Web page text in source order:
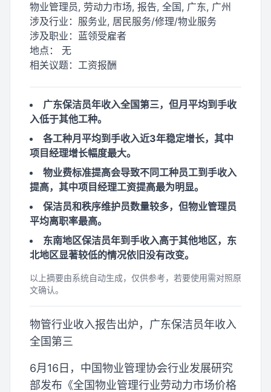
物业管理员, 劳动力市场, 报告, 全国, 广东, 广州
涉及行业： 服务业, 居民服务/修理/物业服务
涉及职业： 蓝领受雇者
地点： 无
相关议题： 工资报酬
广东保洁员年收入全国第三，但月平均到手收
入低于其他工种。
各工种月平均到手收入近3年稳定增长，其中
项目经理增长幅度最大。
物业费标准提高会导致不同工种员工到手收入
提高，其中项目经理工资提高最为明显。
保洁员和秩序维护员数量较多，但物业管理员
平均离职率最高。
东南地区保洁员年到手收入高于其他地区，东
北地区显著较低的情况依旧没有改变。
以上摘要由系统自动生成，仅供参考，若要使用需对照原
文确认。
物管行业收入报告出炉，广东保洁员年收入
全国第三
6月16日，中国物业管理协会行业发展研究
部发布《全国物业管理行业劳动力市场价格